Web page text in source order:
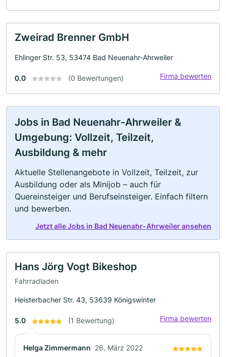
Zweirad Brenner GmbH
Ehlinger Str. 53, 53474 Bad Neuenahr-Ahrweiler
0.0 (0 Bewertungen) Firma bewerten
Jobs in Bad Neuenahr-Ahrweiler &
Umgebung: Vollzeit, Teilzeit,
Ausbildung & mehr
Aktuelle Stellenangebote in Vollzeit, Teilzeit, zur
Ausbildung oder als Minijob – auch für
Quereinsteiger und Berufseinsteiger. Einfach filtern
und bewerben.
Jetzt alle Jobs in Bad Neuenahr-Ahrweiler ansehen
Hans Jörg Vogt Bikeshop
Fahrradladen
Heisterbacher Str. 43, 53639 Königswinter
5.0 (1 Bewertung) Firma bewerten
Helga Zimmermann 26. März 2022